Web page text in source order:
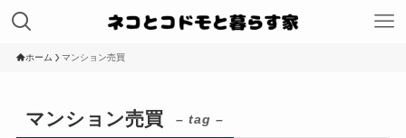
ホーム マンション売買
マンション売買 – tag –